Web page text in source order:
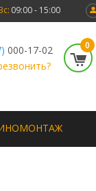
09:00 - 15:00
000-17-02
0